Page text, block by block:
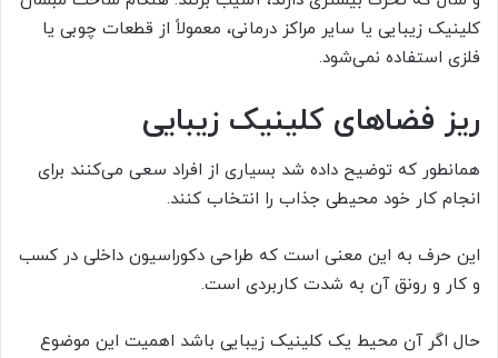
کلینیک زیبایی یا سایر مراکز درمانی، معمولاً از قطعات چوبی یا
فلزی استفاده نمی‌شود.
ریز فضاهای کلینیک زیبایی
همانطور که توضیح داده شد بسیاری از افراد سعی می‌کنند برای
انجام کار خود محیطی جذاب را انتخاب کنند.
این حرف به این معنی است که طراحی دکوراسیون داخلی در کسب
و کار و رونق آن به شدت کاربردی است.
حال اگر آن محیط یک کلینیک زیبایی باشد اهمیت این موضوع